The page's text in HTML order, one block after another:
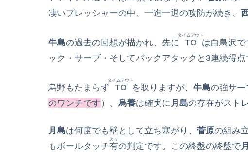
凄いプレッシャーの中、一進一退の攻防が続き、
牛島の過去の回想が描かれ、先に TO
タイムアウト
は白鳥沢で
ック・サーブ・そしてバックアタックと3連続得点
烏野もたまらず TO
タイムアウト
を取りますが、 牛島の強サー
のワンチです ）、 烏養は確実に月島の存在がスト
月島は何度でも壁として立ち塞がり、 菅原の組み
もボールタッチ有
あり
の判定です。この終盤の終盤で